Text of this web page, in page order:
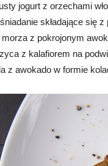
jogurt z orzechami
składające się
z pokrojonym
z kalafiorem na
z awokado w formie